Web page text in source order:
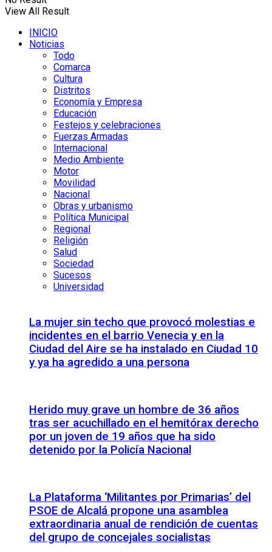
View All Result
INICIO
Noticias
Todo
Comarca
Cultura
Distritos
Economía y Empresa
Educación
Festejos y celebraciones
Fuerzas Armadas
Internacional
Medio Ambiente
Motor
Movilidad
Nacional
Obras y urbanismo
Política Municipal
Regional
Religión
Salud
Sociedad
Sucesos
Universidad
La mujer sin techo que provocó molestias e
incidentes en el barrio Venecia y en la
Ciudad del Aire se ha instalado en Ciudad 10
y ya ha agredido a una persona
Herido muy grave un hombre de 36 años
tras ser acuchillado en el hemitórax derecho
por un joven de 19 años que ha sido
detenido por la Policía Nacional
La Plataforma ‘Militantes por Primarias’ del
PSOE de Alcalá propone una asamblea
extraordinaria anual de rendición de cuentas
del grupo de concejales socialistas